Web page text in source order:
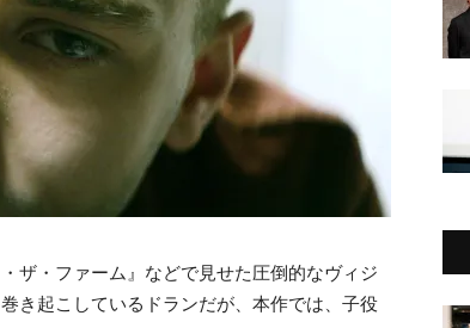
ザ・ファーム』などで見せた圧倒的なヴィジ
き起こしているドランだが、本作では、子役